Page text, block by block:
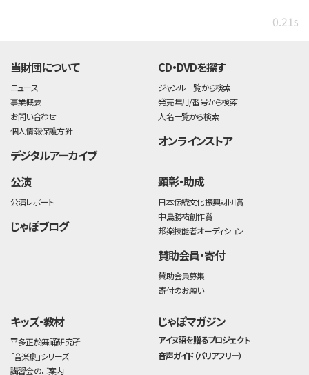
0.21s
当財団について
ニュース
事業概要
お問い合わせ
個人情報保護方針
デジタルアーカイブ
CD・DVDを探す
ジャンル一覧から検索
発売年月/番号から検索
人名一覧から検索
オンラインストア
公演
公演レポート
じゃぽブログ
顕彰・助成
日本伝統文化振興財団賞
中島勝祐創作賞
邦楽技能者オーディション
賛助会員・寄付
賛助会員募集
寄付のお願い
キッズ・教材
平多正於舞踊研究所
「音楽劇」シリーズ
講習会のご案内
じゃぽマガジン
アイヌ語を贈るプロジェクト
音声ガイド（バリアフリー）